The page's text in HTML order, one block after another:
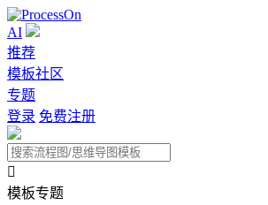
AI
推荐
模板社区
专题
登录 免费注册

模板专题